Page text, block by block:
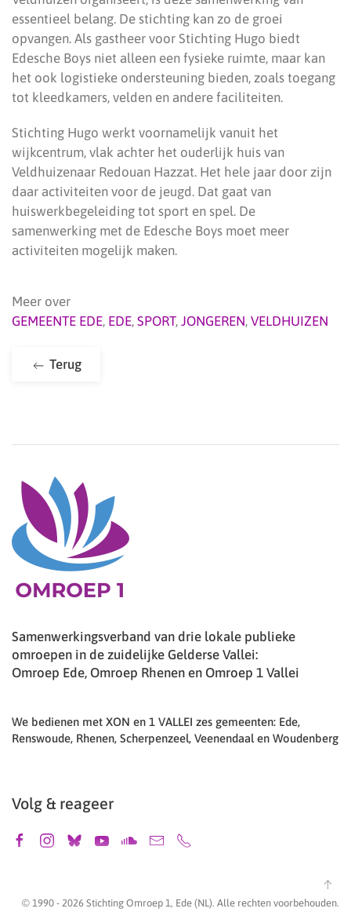
essentieel belang. De stichting kan zo de groei
opvangen. Als gastheer voor Stichting Hugo biedt
Edesche Boys niet alleen een fysieke ruimte, maar kan
het ook logistieke ondersteuning bieden, zoals toegang
tot kleedkamers, velden en andere faciliteiten.
Stichting Hugo werkt voornamelijk vanuit het
wijkcentrum, vlak achter het ouderlijk huis van
Veldhuizenaar Redouan Hazzat. Het hele jaar door zijn
daar activiteiten voor de jeugd. Dat gaat van
huiswerkbegeleiding tot sport en spel. De
samenwerking met de Edesche Boys moet meer
activiteiten mogelijk maken.
Meer over
GEMEENTE EDE, EDE, SPORT, JONGEREN, VELDHUIZEN
Terug
Samenwerkingsverband van drie lokale publieke
omroepen in de zuidelijke Gelderse Vallei:
Omroep Ede, Omroep Rhenen en Omroep 1 Vallei
We bedienen met XON en 1 VALLEI zes gemeenten: Ede,
Renswoude, Rhenen, Scherpenzeel, Veenendaal en Woudenberg
Volg & reageer
© 1990 - 2026 Stichting Omroep 1, Ede (NL). Alle rechten voorbehouden.